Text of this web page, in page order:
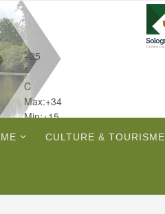
+25
°
C
Max:+34
Min:+15
CULTURE & TOURISME